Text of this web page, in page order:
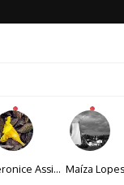
Veronice Assini Saes transforma a natureza em fotografias marcadas pela sensibilidade